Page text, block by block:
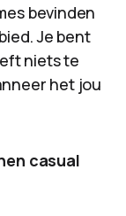
bevinden
Je bent
niets te
het jou
casual